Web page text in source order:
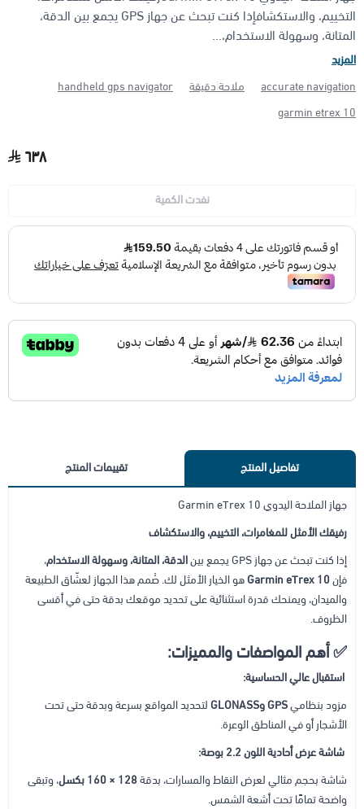
منتجات شركة فاس FAS
الأجهزة مضادة الانفجار (ATEX)
التخييم، والاستكشافإذا كنت تبحث عن جهاز GPS يجمع بين الدقة،
المتانة، وسهولة الاستخدام،...
المزيد
accurate navigation
ملاحة دقيقة
handheld gps navigator
garmin etrex 10
٦٣٨
نفدت الكمية
تفاصيل المنتج تقييمات المنتج
جهاز الملاحة اليدوي Garmin eTrex 10
رفيقك الأمثل للمغامرات، التخييم، والاستكشاف
إذا كنت تبحث عن جهاز GPS يجمع بين
الدقة، المتانة، وسهولة الاستخدام،
فإنGarmin eTrex 10هو الخيار الأمثل لك. صُمم هذا الجهاز لعشّاق الطبيعة
والميدان، ويمنحك قدرة استثنائية على تحديد موقعك بدقة حتى في أقسى
الظروف.
✅ أهم المواصفات والمميزات:
استقبال عالي الحساسية:
مزود بنظاميGPS وGLONASS
لتحديد المواقع بسرعة وبدقة حتى تحت
الأشجار أو في المناطق الوعرة.
شاشة عرض أحادية اللون 2.2 بوصة:
شاشة بحجم مثالي لعرض النقاط والمسارات، بدقة128 × 160 بكسل
، وتبقى
واضحة تمامًا تحت أشعة الشمس.